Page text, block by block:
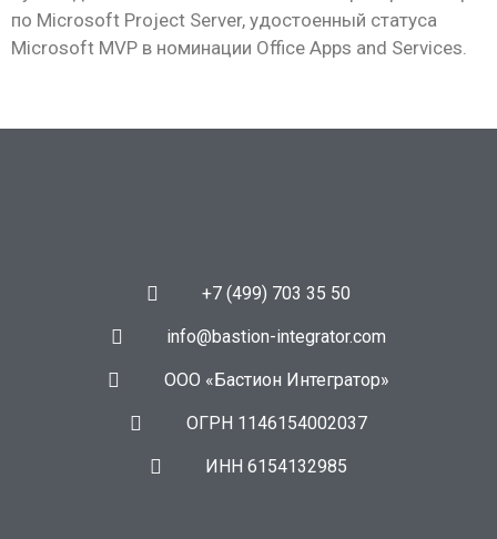
по Microsoft Project Server, удостоенный статуса
Microsoft MVP в номинации Office Apps and Services.
+7 (499) 703 35 50
info@bastion-integrator.com
ООО «Бастион Интегратор»
ОГРН 1146154002037
ИНН 6154132985